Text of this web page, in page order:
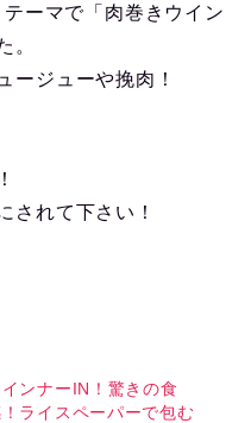
ーマで「肉巻きウイン
。
ージューや挽肉！
されて下さい！
ンナーIN！驚きの食
ライスペーパーで包む